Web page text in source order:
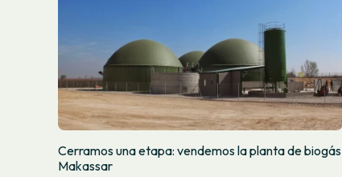
Cerramos una etapa: vendemos la planta de biogás
Makassar